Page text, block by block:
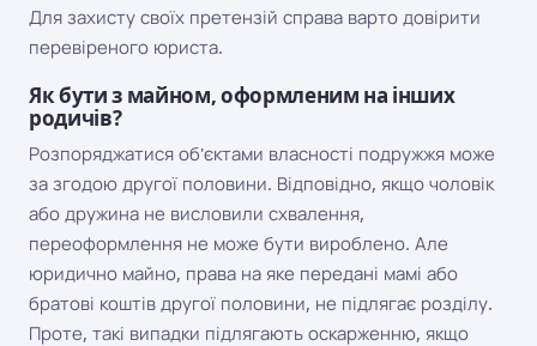
Для захисту своїх претензій справа варто довірити
перевіреного юриста.
Як бути з майном, оформленим на інших
родичів?
Розпоряджатися об'єктами власності подружжя може
за згодою другої половини. Відповідно, якщо чоловік
або дружина не висловили схвалення,
переоформлення не може бути вироблено. Але
юридично майно, права на яке передані мамі або
братові коштів другої половини, не підлягає розділу.
Проте, такі випадки підлягають оскарженню, якщо